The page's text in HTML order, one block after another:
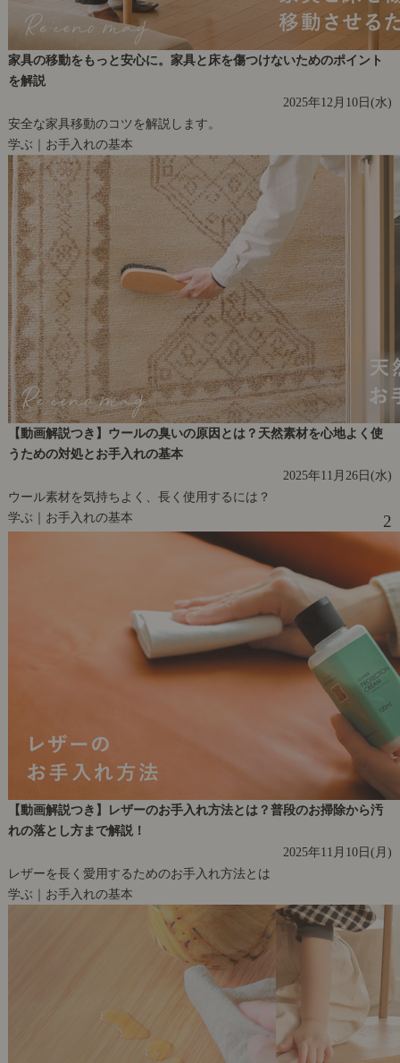
家具の移動をもっと安心に。家具と床を傷つけないためのポイント
を解説
2025年12月10日(水)
安全な家具移動のコツを解説します。
学ぶ｜お手入れの基本
【動画解説つき】ウールの臭いの原因とは？天然素材を心地よく使
うための対処とお手入れの基本
2025年11月26日(水)
ウール素材を気持ちよく、長く使用するには？
学ぶ｜お手入れの基本
2
【動画解説つき】レザーのお手入れ方法とは？普段のお掃除から汚
れの落とし方まで解説！
2025年11月10日(月)
レザーを長く愛用するためのお手入れ方法とは
学ぶ｜お手入れの基本